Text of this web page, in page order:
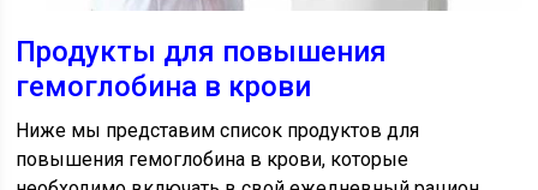
Продукты для повышения
гемоглобина в крови
Ниже мы представим список продуктов для
повышения гемоглобина в крови, которые